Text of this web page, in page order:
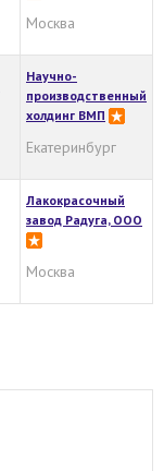
Москва
Научно-
производственный
холдинг ВМП
Екатеринбург
Лакокрасочный
завод Радуга, ООО
Москва